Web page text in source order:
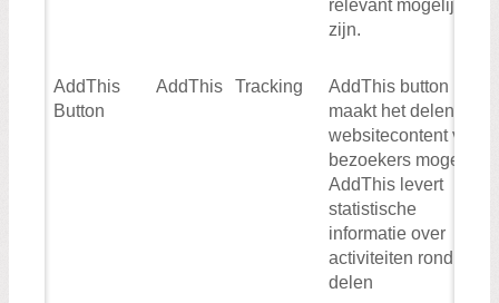
relevant mogelijk
zijn.
AddThis
Button
AddThis Tracking
AddThis button
maakt het delen van
websitecontent voor
bezoekers mogelijk.
AddThis levert
statistische
informatie over
activiteiten rond het
delen